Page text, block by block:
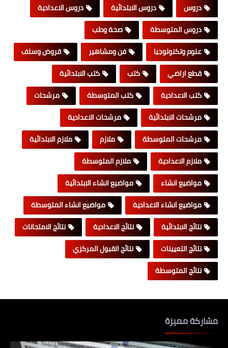
دروس
دروس الابتدائية
دروس الاعدادية
دروس المتوسطة
صحة وطب
علوم وتكنولوجيا
فن ومشاهير
قروض وسلف
قطع اراضي
كتب
كتب الابتدائية
كتب الاعدادية
كتب المتوسطة
مرشحات
مرشحات الابتدائية
مرشحات الاعدادية
مرشحات المتوسطة
ملازم
ملازم الابتدائية
ملازم الاعدادية
ملازم المتوسطة
مواضيع انشاء
مواضيع انشاء الابتدائية
مواضيع انشاء الاعدادية
مواضيع انشاء المتوسطة
نتائج الابتدائية
نتائج الاعدادية
نتائج الامتحانات
نتائج التعيينات
نتائج القبول المركزي
نتائج المتوسطة
مشاركة مميزة